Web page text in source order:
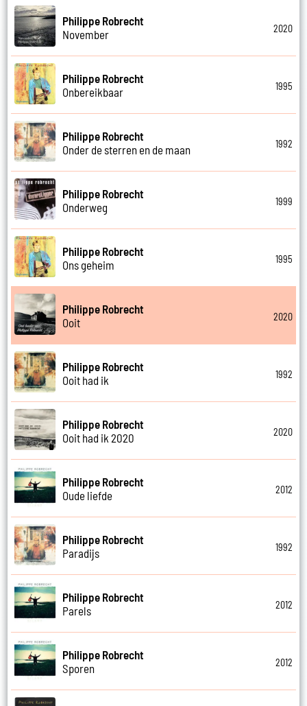
Philippe Robrecht
November
2020
Philippe Robrecht
Onbereikbaar
1995
Philippe Robrecht
Onder de sterren en de maan
1992
Philippe Robrecht
Onderweg
1999
Philippe Robrecht
Ons geheim
1995
Philippe Robrecht
Ooit
2020
Philippe Robrecht
Ooit had ik
1992
Philippe Robrecht
Ooit had ik 2020
2020
Philippe Robrecht
Oude liefde
2012
Philippe Robrecht
Paradijs
1992
Philippe Robrecht
Parels
2012
Philippe Robrecht
Sporen
2012